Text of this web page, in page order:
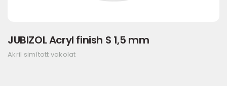
JUBIZOL Acryl finish S 1,5 mm
Akril simított vakolat